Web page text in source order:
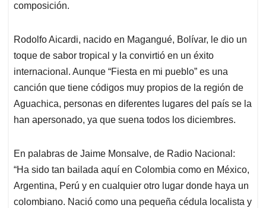
composición.
Rodolfo Aicardi, nacido en Magangué, Bolívar, le dio un
toque de sabor tropical y la convirtió en un éxito
internacional. Aunque “Fiesta en mi pueblo” es una
canción que tiene códigos muy propios de la región de
Aguachica, personas en diferentes lugares del país se la
han apersonado, ya que suena todos los diciembres.
En palabras de Jaime Monsalve, de Radio Nacional:
“Ha sido tan bailada aquí en Colombia como en México,
Argentina, Perú y en cualquier otro lugar donde haya un
colombiano. Nació como una pequeña cédula localista y